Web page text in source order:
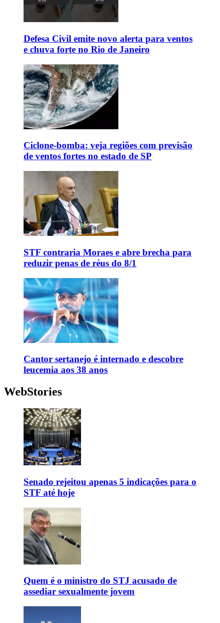
Defesa Civil emite novo alerta para ventos
e chuva forte no Rio de Janeiro
Ciclone-bomba: veja regiões com previsão
de ventos fortes no estado de SP
STF contraria Moraes e abre brecha para
reduzir penas de réus do 8/1
Cantor sertanejo é internado e descobre
leucemia aos 38 anos
WebStories
Senado rejeitou apenas 5 indicações para o
STF até hoje
Quem é o ministro do STJ acusado de
assediar sexualmente jovem